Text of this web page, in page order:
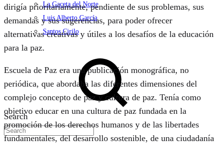
La Gaceta del Norte
Luis Alberto García
Santos Cirilo
Search
dirigía prioritariamente, pendiente de sus problemas, sus
demandas y sus sugerencias, para poder ofrecer
alternativas creativas y útiles a los desafíos de la educación
para la paz.
Escuela de Paz era una publicación monográfica, no
periódica, que abordaba las diferentes dimensiones del
complejo concepto de paz y cultura de paz. Tenía como
objetivo educar en una cultura de paz fundada en la
promoción de los derechos humanos y de las libertades
fundamentales, del desarrollo sostenible, de una ciudadanía